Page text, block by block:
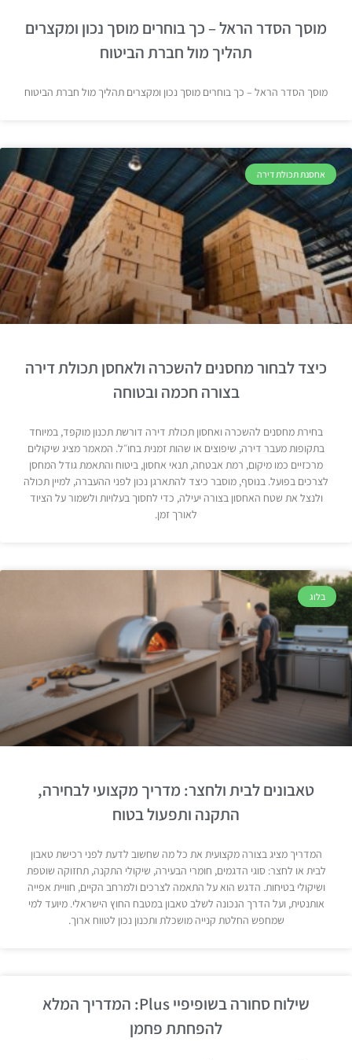
מוסך הסדר הראל – כך בוחרים מוסך נכון ומקצרים
תהליך מול חברת הביטוח
מוסך הסדר הראל – כך בוחרים מוסך נכון ומקצרים תהליך מול חברת הביטוח
אחסנת תכולת דירה
כיצד לבחור מחסנים להשכרה ולאחסן תכולת דירה
בצורה חכמה ובטוחה
בחירת מחסנים להשכרה ואחסון תכולת דירה דורשת תכנון מוקפד, במיוחד
בתקופות מעבר דירה, שיפוצים או שהות זמנית בחו״ל. המאמר מציג שיקולים
מרכזיים כמו מיקום, רמת אבטחה, תנאי אחסון, ביטוח והתאמת גודל המחסן
לצרכים בפועל. בנוסף, מוסבר כיצד להתארגן נכון לפני ההעברה, למיין תכולה
ולנצל את שטח האחסון בצורה יעילה, כדי לחסוך בעלויות ולשמור על הציוד
לאורך זמן.
בלוג
טאבונים לבית ולחצר: מדריך מקצועי לבחירה,
התקנה ותפעול בטוח
המדריך מציג בצורה מקצועית את כל מה שחשוב לדעת לפני רכישת טאבון
לבית או לחצר: סוגי הדגמים, חומרי הבעירה, שיקולי התקנה, תחזוקה שוטפת
ושיקולי בטיחות. הדגש הוא על התאמה לצרכים ולמרחב הקיים, חוויית אפייה
אותנטית, ועל הדרך הנכונה לשלב טאבון במטבח החוץ הישראלי. מיועד למי
שמחפש החלטת קנייה מושכלת ותכנון נכון לטווח ארוך.
שילוח סחורה בשופיפיי Plus: המדריך המלא
להפחתת פחמן